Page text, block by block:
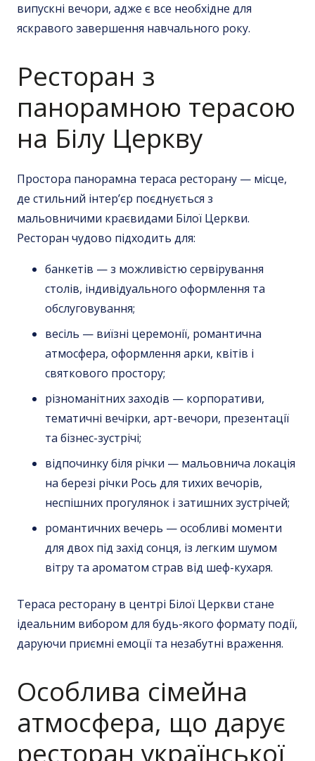
випускні вечори, адже є все необхідне для
яскравого завершення навчального року.
Ресторан з
панорамною терасою
на Білу Церкву
Простора панорамна тераса ресторану — місце,
де стильний інтер’єр поєднується з
мальовничими краєвидами Білої Церкви.
Ресторан чудово підходить для:
банкетів — з можливістю сервірування
столів, індивідуального оформлення та
обслуговування;
весіль — виїзні церемонії, романтична
атмосфера, оформлення арки, квітів і
святкового простору;
різноманітних заходів — корпоративи,
тематичні вечірки, арт-вечори, презентації
та бізнес-зустрічі;
відпочинку біля річки — мальовнича локація
на березі річки Рось для тихих вечорів,
неспішних прогулянок і затишних зустрічей;
романтичних вечерь — особливі моменти
для двох під захід сонця, із легким шумом
вітру та ароматом страв від шеф-кухаря.
Тераса ресторану в центрі Білої Церкви стане
ідеальним вибором для будь-якого формату події,
даруючи приємні емоції та незабутні враження.
Особлива сімейна
атмосфера, що дарує
ресторан української